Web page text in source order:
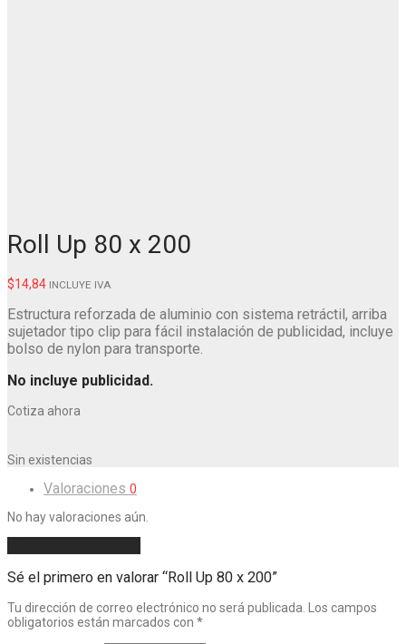
Roll Up 80 x 200
$14,84 INCLUYE IVA
Estructura reforzada de aluminio con sistema retráctil, arriba
sujetador tipo clip para fácil instalación de publicidad, incluye
bolso de nylon para transporte.
No incluye publicidad.
Cotiza ahora
Sin existencias
Valoraciones 0
No hay valoraciones aún.
Sé el primero en valorar “Roll Up 80 x 200”
Tu dirección de correo electrónico no será publicada. Los campos
obligatorios están marcados con *